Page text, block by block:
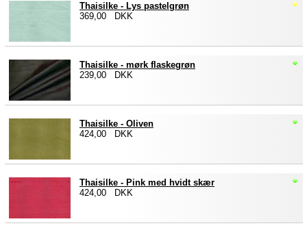
Thaisilke - Lys pastelgrøn
369,00 DKK
Thaisilke - mørk flaskegrøn
239,00 DKK
Thaisilke - Oliven
424,00 DKK
Thaisilke - Pink med hvidt skær
424,00 DKK